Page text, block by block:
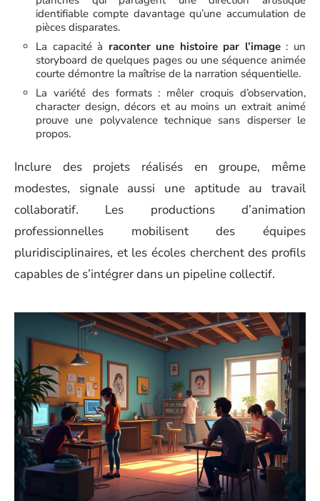
identifiable compte davantage qu’une accumulation de
pièces disparates.
La capacité à raconter une histoire par l’image: un
storyboard de quelques pages ou une séquence animée
courte démontre la maîtrise de la narration séquentielle.
La variété des formats : mêler croquis d’observation,
character design, décors et au moins un extrait animé
prouve une polyvalence technique sans disperser le
propos.
Inclure des projets réalisés en groupe, même
modestes, signale aussi une aptitude au travail
collaboratif. Les productions d’animation
professionnelles mobilisent des équipes
pluridisciplinaires, et les écoles cherchent des profils
capables de s’intégrer dans un pipeline collectif.